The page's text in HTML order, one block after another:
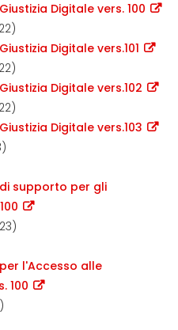
Digitale vers. 100
Digitale vers.101
Digitale vers.102
Digitale vers.103
supporto per gli
l'Accesso alle
100